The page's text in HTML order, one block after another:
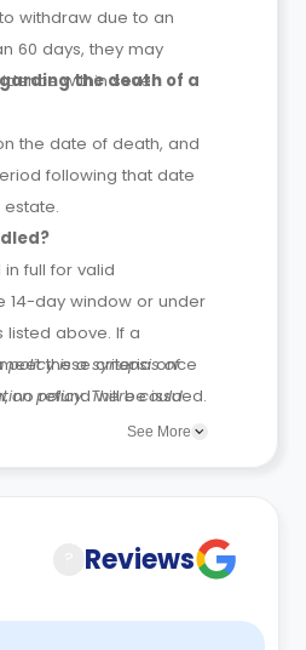
withdraw due to an
60 days, they may
within seven
the death of a
the date of death, and
following that date
full for valid
14-day window or under
listed above. If a
these criteria once
no refund will be issued.
is a synopsis of
policy. There could
from time to
See More
Reviews